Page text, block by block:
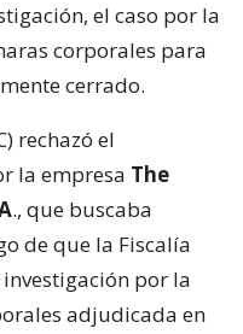
el caso por la
corporales para
cerrado.
rechazó el
la empresa The
., que buscaba
de que la Fiscalía
por la
adjudicada en